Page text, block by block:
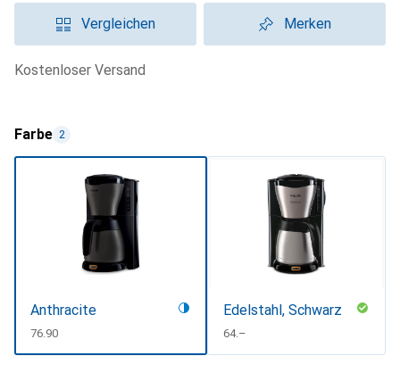
Vergleichen Merken
kostenloser Versand
Farbe 2
Anthracite
CHF
76.90
Edelstahl, Schwarz
CHF
64.–